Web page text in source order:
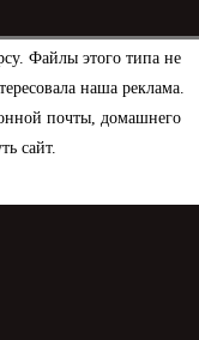
Файлы этого типа не
наша реклама.
почты, домашнего
сайт.